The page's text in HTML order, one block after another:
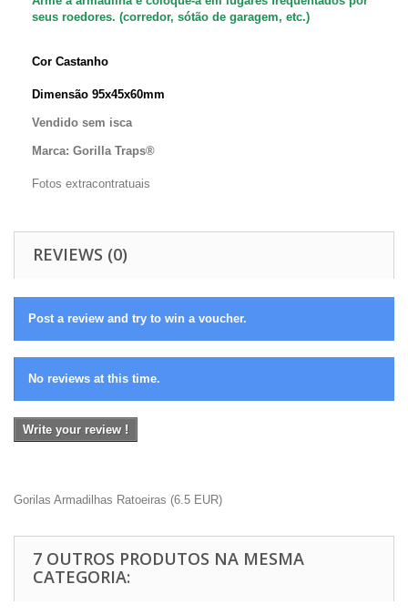
seus roedores. (corredor, sótão de garagem, etc.)
Cor Castanho
Dimensão 95x45x60mm
Vendido sem isca
Marca: Gorilla Traps®
Fotos extracontratuais
REVIEWS (0)
Post a review and try to win a voucher.
No reviews at this time.
Write your review !
Gorilas Armadilhas Ratoeiras (6.5 EUR)
7 OUTROS PRODUTOS NA MESMA
CATEGORIA: